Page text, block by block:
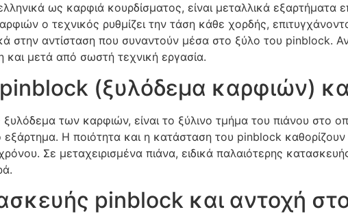
ως καρφιά κουρδίσματος, είναι μεταλλικά εξαρτήματα
ο τεχνικός ρυθμίζει την τάση κάθε χορδής,
στην αντίσταση που συναντούν μέσα στο ξύλο του pinblock.
και μετά από σωστή τεχνική εργασία.
pinblock (ξυλόδεμα καρφιών)
των καρφιών, είναι το ξύλινο τμήμα του πιάνου στο
εξάρτημα. Η ποιότητα και η κατάσταση του pinblock
Σε μεταχειρισμένα πιάνα, ειδικά παλαιότερης
pinblock και αντοχή